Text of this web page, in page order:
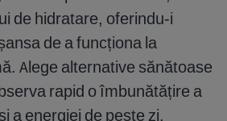
de hidratare, oferindu-i
de a funcționa la
Alege alternative sănătoase
rapid o îmbunătățire a
a energiei de peste zi.